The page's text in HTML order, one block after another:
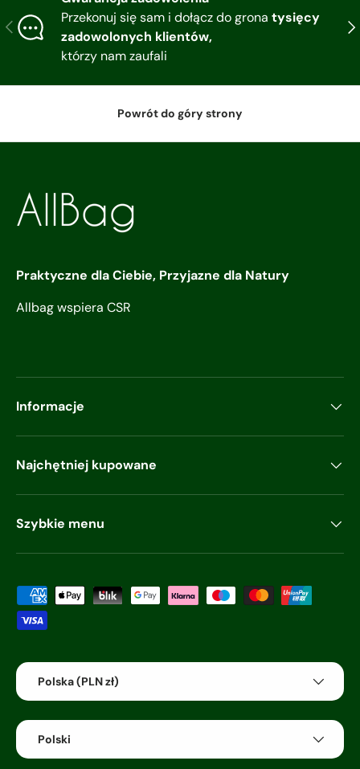
Poprzedni
Przekonuj się sam i dołącz do grona tysięcy
zadowolonych klientów,
którzy nam zaufali
Powrót do góry strony
Praktyczne dla Ciebie, Przyjazne dla Natury
Allbag wspiera CSR
Informacje
Najchętniej kupowane
Szybkie menu
Akceptowane metody płatności
Kraj/region
Polska (PLN zł)
Język
Polski